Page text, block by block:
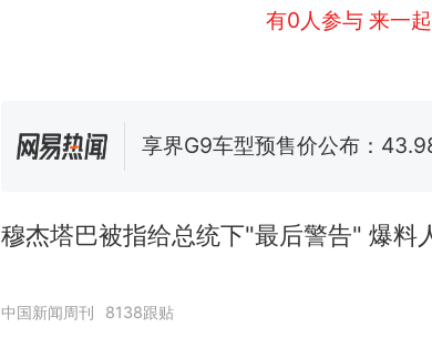
有0人参与 来一
笔试第一被第二名传话劝弃考
热 那个在床头放菜刀的女孩，
穆杰塔巴被指给总统下"最后警告" 爆料
中国新闻周刊 8138跟贴